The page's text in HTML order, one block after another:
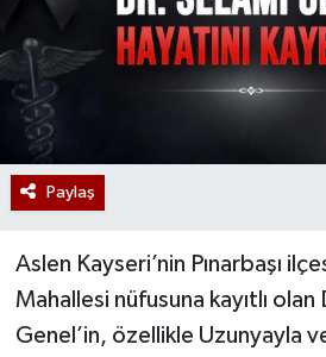
Paylaş
Aslen Kayseri’nin Pınarbaşı
Mahallesi nüfusuna kayıtlı olan
Genel’in, özellikle Uzunyayla ve